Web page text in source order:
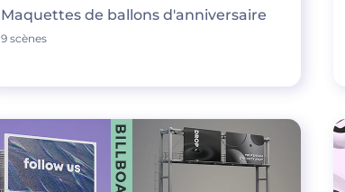
Maquettes de ballons d'anniversaire
9 scènes